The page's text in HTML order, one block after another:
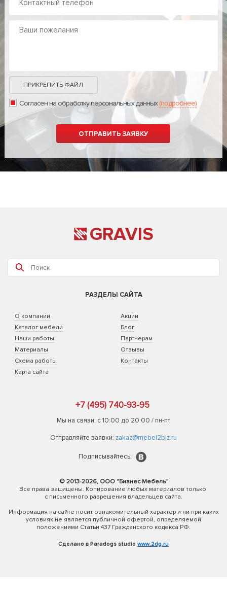
ПРИКРЕПИТЬ ФАЙЛ
Согласен на обработку персональных данных(подробнее)
GRAVIS
РАЗДЕЛЫ САЙТА
О компании
Каталог мебели
Наши работы
Материалы
Схема работы
Карта сайта
Акции
Блог
Партнерам
Отзывы
Контакты
+7 (495) 740-93-95
Мы на связи: с 10:00 до 20:00 / пн-пт
Отправляйте заявки: zakaz@mebel2biz.ru
Подписывайтесь:
© 2013-2026, ООО "Бизнес Мебель"
Все права защищены. Копирование любых материалов только
с письменного разрешения владельцев сайта.
Информация на сайте носит ознакомительный характер и ни при каких
условиях не является публичной офертой, определяемой
положениями Статьи 437 Гражданского кодекса РФ.
Сделано в Paradogs studio www.2dg.ru